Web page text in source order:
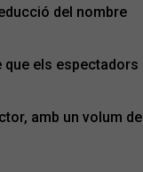
del nombre
que els espectadors
amb un volum de